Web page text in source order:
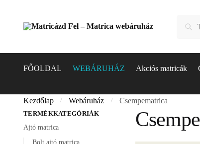
navigation
FŐOLDAL WEBÁRUHÁZ Akciós matricák
Kezdőlap / Webáruház / Csempematrica
TERMÉKKATEGÓRIÁK
Ajtó matrica
Bolt ajtó matrica